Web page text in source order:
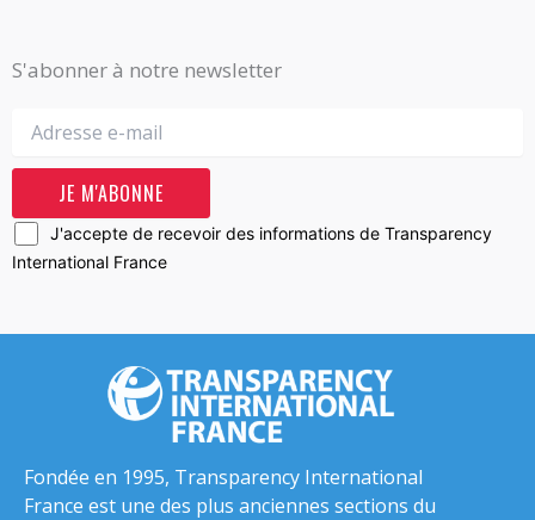
S'abonner à notre newsletter
J'accepte de recevoir des informations de Transparency
International France
Fondée en 1995, Transparency International
France est une des plus anciennes sections du